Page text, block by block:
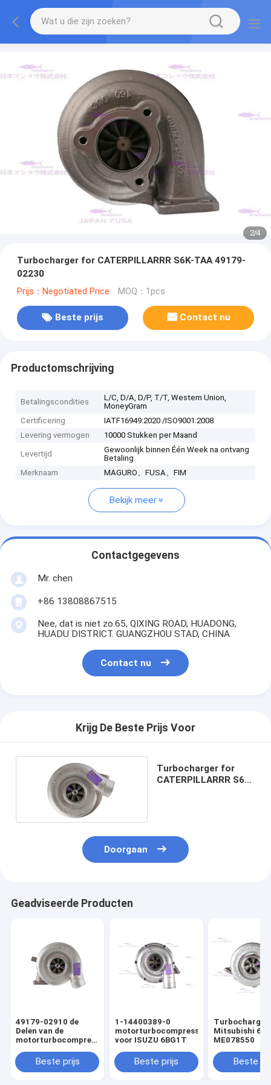
2/4
Turbocharger for CATERPILLARRR S6K-TAA 49179-
02230
Prijs：Negotiated Price MOQ：1pcs
Beste prijs Contact nu
Productomschrijving
Betalingscondities
L/C, D/A, D/P, T/T, Western Union,
MoneyGram
Certificering
IATF16949:2020 /ISO9001:2008
Levering vermogen
10000 Stukken per Maand
Levertijd
Gewoonlijk binnen Één Week na ontvang
Betaling
Merknaam
MAGURO、FUSA、FIM
Bekijk meer
Contactgegevens
Mr. chen
+86 13808867515
Nee, dat is niet zo.65, QIXING ROAD, HUADONG,
HUADU DISTRICT. GUANGZHOU STAD, CHINA
Contact nu
Krijg De Beste Prijs Voor
Turbocharger for
CATERPILLARRR S6K-
Doorgaan
Geadviseerde Producten
49179-02910 de
Delen van de
motorturbocompressor
E320DBeste prijs
1-14400389-0
motorturbocompressor
voor ISUZU 6BG1T
Beste prijs
Turbocharger
Mitsubishi
ME078550
Beste